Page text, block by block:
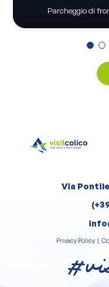
Parcheggio di
Via
Privacy Policy|